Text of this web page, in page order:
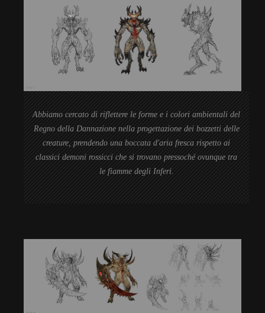
Abbiamo cercato di riflettere le forme e i colori ambientali del
Regno della Dannazione nella progettazione dei bozzetti delle
creature, prendendo una boccata d'aria fresca rispetto ai
classici demoni rossicci che si trovano pressoché ovunque tra
le fiamme degli Inferi.